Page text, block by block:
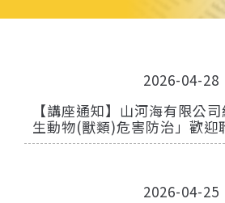
2026-04-28
【講座通知】山河海有限公
生動物(獸類)危害防治」歡迎
2026-04-25